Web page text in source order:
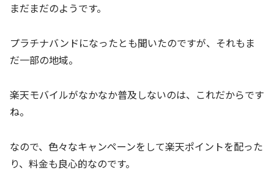
まだまだのようです。
プラチナバンドになったとも聞いたのですが、それもま
だ一部の地域。
楽天モバイルがなかなか普及しないのは、これだからです
ね。
なので、色々なキャンペーンをして楽天ポイントを配った
り、料金も良心的なのです。